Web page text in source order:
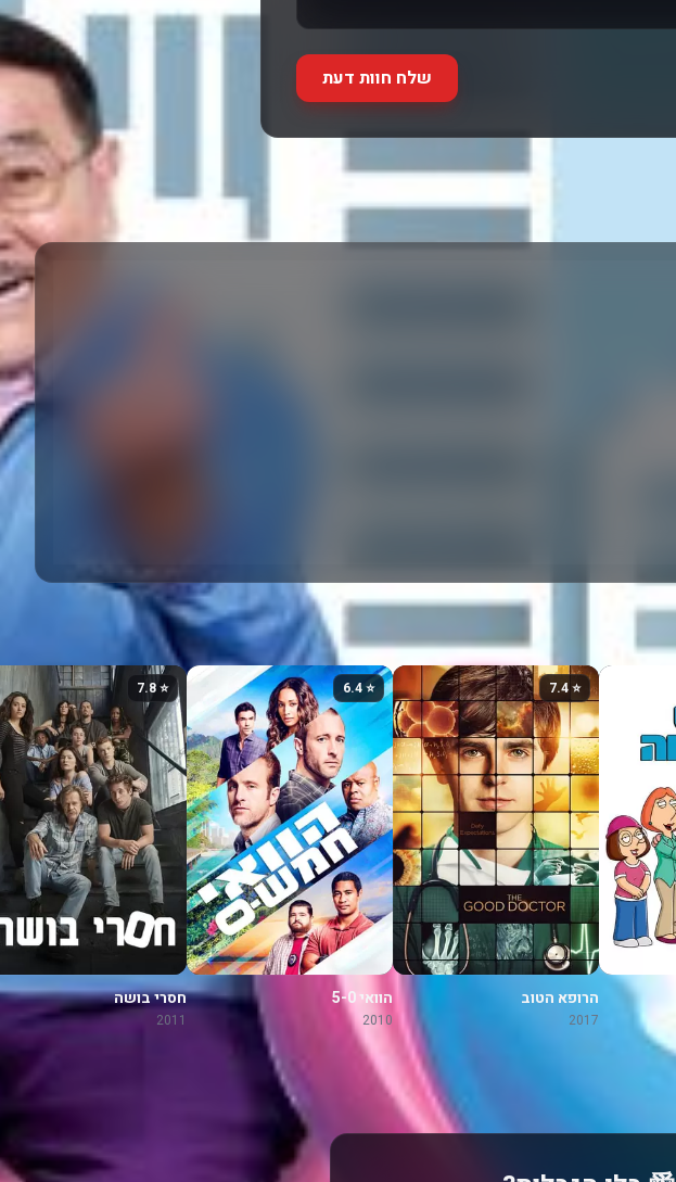
שלח חוות דעת
⭐ 7.4
הרופא הטוב
2017
⭐ 6.4
הוואי 5-0
2010
⭐ 7.8
חסרי בושה
2011